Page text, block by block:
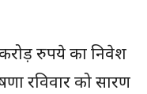
करोड़ रुपये का निवेश
रविवार को सारण